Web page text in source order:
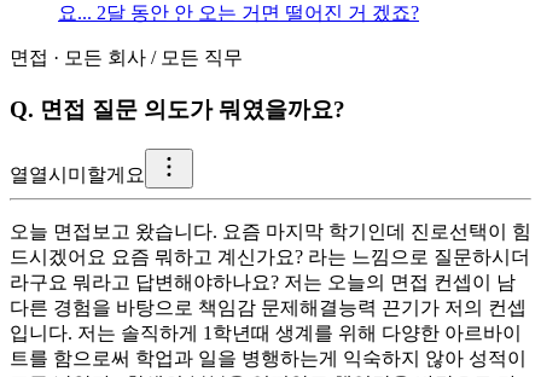
요... 2달 동안 안 오는 거면 떨어진 거 겠죠?
면접 · 모든 회사 / 모든 직무
Q. 면접 질문 의도가 뭐였을까요?
열열시미할게요
오늘 면접보고 왔습니다. 요즘 마지막 학기인데 진로선택이 힘
드시겠어요 요즘 뭐하고 계신가요? 라는 느낌으로 질문하시더
라구요 뭐라고 답변해야하나요? 저는 오늘의 면접 컨셉이 남
다른 경험을 바탕으로 책임감 문제해결능력 끈기가 저의 컨셉
입니다. 저는 솔직하게 1학년때 생계를 위해 다양한 아르바이
트를 함으로써 학업과 일을 병행하는게 익숙하지 않아 성적이